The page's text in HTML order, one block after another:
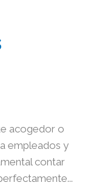
acogedor o
empleados y
contar